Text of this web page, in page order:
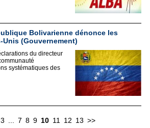
Bolivarienne dénonce les
(Gouvernement)
du directeur
systématiques des
3 7 8 9 10 11 12 13 >>